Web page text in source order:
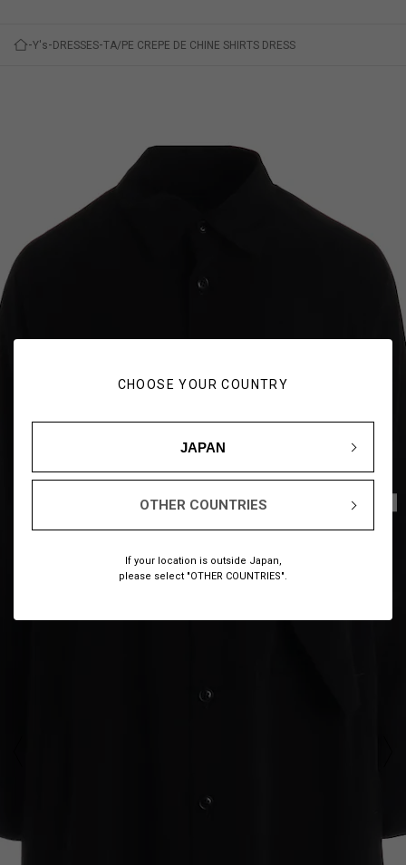
CHOOSE YOUR COUNTRY
JAPAN
OTHER COUNTRIES
If your location is outside Japan,
please select "OTHER COUNTRIES".
Y's DRESSES TA/PE CREPE DE CHINE SHIRTS DRESS